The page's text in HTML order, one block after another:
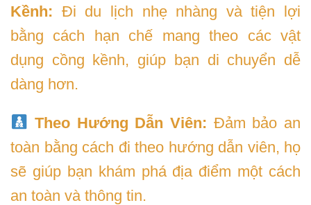
Kềnh: Đi du lịch nhẹ nhàng và tiện lợi
bằng cách hạn chế mang theo các vật
dụng cồng kềnh, giúp bạn di chuyển dễ
dàng hơn.
Theo Hướng Dẫn Viên: Đảm bảo an
toàn bằng cách đi theo hướng dẫn viên, họ
sẽ giúp bạn khám phá địa điểm một cách
an toàn và thông tin.